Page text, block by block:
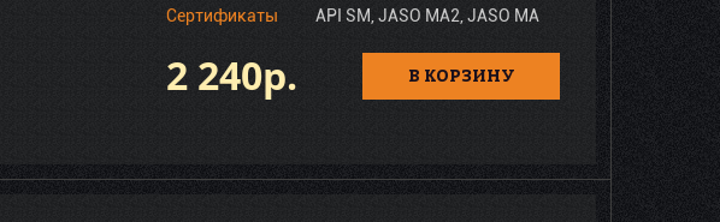
Сертификаты
API SM, JASO MA2, JASO MA
2 240р. В КОРЗИНУ